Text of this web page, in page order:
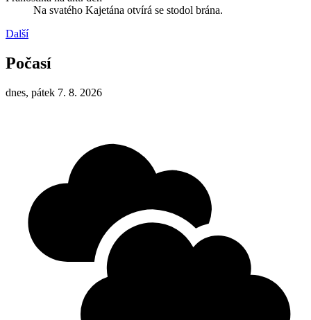
Na svatého Kajetána otvírá se stodol brána.
Další
Počasí
dnes, pátek 7. 8. 2026